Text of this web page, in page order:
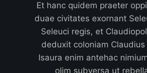
Et hanc quidem praeter
duae civitates exornant
Seleuci regis, et
deduxit coloniam Claudius
Isaura enim antehac
olim subversa ut